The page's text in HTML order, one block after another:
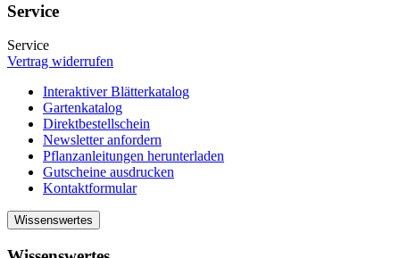
Service
Service
Vertrag widerrufen
Interaktiver Blätterkatalog
Gartenkatalog
Direktbestellschein
Newsletter anfordern
Pflanzanleitungen herunterladen
Gutscheine ausdrucken
Kontaktformular
Wissenswertes